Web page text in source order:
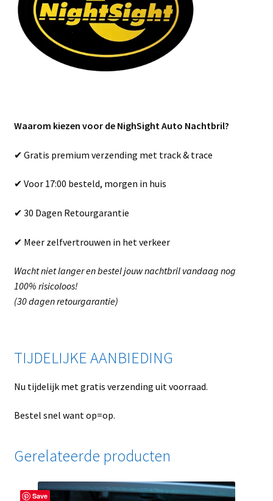
Waarom kiezen voor de NighSight Auto Nachtbril?
✔ Gratis premium verzending met track & trace
✔ Voor 17:00 besteld, morgen in huis
✔ 30 Dagen Retourgarantie
✔ Meer zelfvertrouwen in het verkeer
Wacht niet langer en bestel jouw nachtbril vandaag nog
100% risicoloos!
(30 dagen retourgarantie)
TIJDELIJKE AANBIEDING
Nu tijdelijk met gratis verzending uit voorraad.
Bestel snel want op=op.
Gerelateerde producten
Save